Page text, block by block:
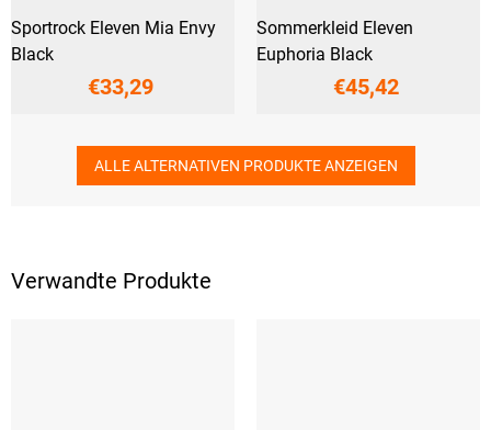
Verwandte Produkte
Sportrock Eleven Mia Envy
Black
€33,29
Sommerkleid Eleven
Euphoria Black
€45,42
ALLE ALTERNATIVEN PRODUKTE ANZEIGEN